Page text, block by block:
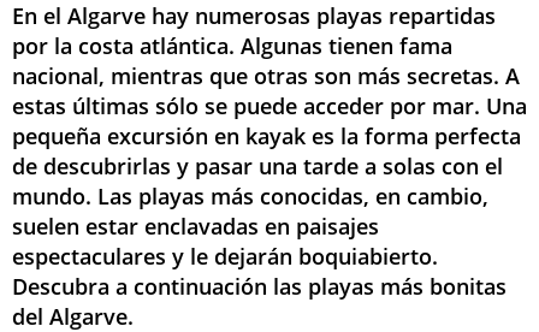
En el Algarve hay numerosas playas repartidas
por la costa atlántica. Algunas tienen fama
nacional, mientras que otras son más secretas. A
estas últimas sólo se puede acceder por mar. Una
pequeña excursión en kayak es la forma perfecta
de descubrirlas y pasar una tarde a solas con el
mundo. Las playas más conocidas, en cambio,
suelen estar enclavadas en paisajes
espectaculares y le dejarán boquiabierto.
Descubra a continuación las playas más bonitas
del Algarve.